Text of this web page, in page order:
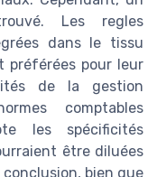
Les regles
dans le tissu
préférées pour leur
de la gestion
comptables
les spécificités
être diluées
bien que